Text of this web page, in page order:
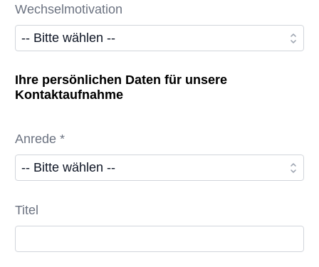
Wechselmotivation
Ihre persönlichen Daten für unsere
Kontaktaufnahme
Anrede *
Titel